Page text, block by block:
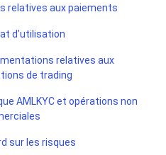
relatives aux paiements
d’utilisation
relatives aux
de trading
AMLKYC et opérations non
sur les risques